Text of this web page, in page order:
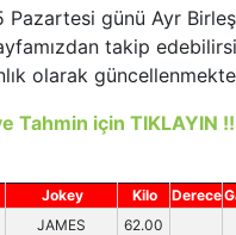
Pazartesi günü Ayr
takip
olarak
Tahmin için TIKLAYIN
Jokey Kilo Derece
JAMES
62.00